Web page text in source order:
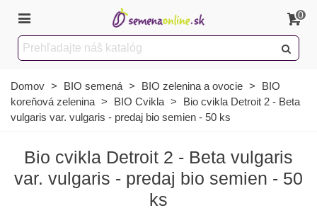
0
Domov > BIO semená > BIO zelenina a ovocie >
BIO
koreňová zelenina > BIO Cvikla >
Bio cvikla Detroit 2 - Beta
vulgaris var. vulgaris - predaj bio semien - 50 ks
Bio cvikla Detroit 2 - Beta vulgaris
var. vulgaris - predaj bio semien - 50
ks